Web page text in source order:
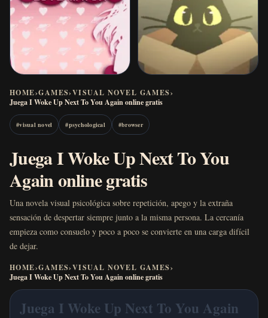
HOME›GAMES›VISUAL NOVEL GAMES›
Juega I Woke Up Next To You Again online gratis
#visual novel #psychological #browser
Juega I Woke Up Next To You
Again online gratis
Una novela visual psicológica sobre repetición, apego y la extraña
sensación de despertar siempre junto a la misma persona. La cercanía
empieza como consuelo y poco a poco se convierte en una carga difícil
de dejar.
HOME›GAMES›VISUAL NOVEL GAMES›
Juega I Woke Up Next To You Again online gratis
Juega I Woke Up Next To You Again